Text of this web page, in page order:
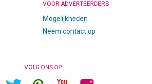
VOOR ADVERTEERDERS
Mogelijkheden
Neem contact op
VOLG ONS OP